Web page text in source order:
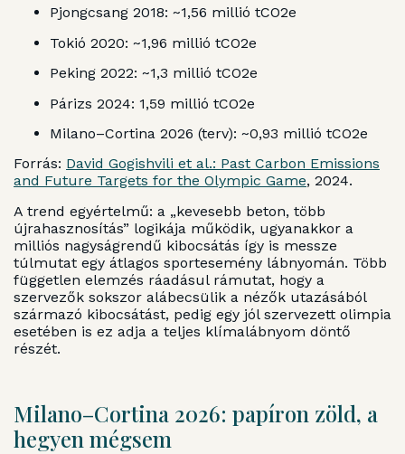
Pjongcsang 2018: ~1,56 millió tCO2e
Tokió 2020: ~1,96 millió tCO2e
Peking 2022: ~1,3 millió tCO2e
Párizs 2024: 1,59 millió tCO2e
Milano–Cortina 2026 (terv): ~0,93 millió tCO2e
Forrás: David Gogishvili et al.: Past Carbon Emissions
and Future Targets for the Olympic Game, 2024.
A trend egyértelmű: a „kevesebb beton, több
újrahasznosítás” logikája működik, ugyanakkor a
milliós nagyságrendű kibocsátás így is messze
túlmutat egy átlagos sportesemény lábnyomán. Több
független elemzés ráadásul rámutat, hogy a
szervezők sokszor alábecsülik a nézők utazásából
származó kibocsátást, pedig egy jól szervezett olimpia
esetében is ez adja a teljes klímalábnyom döntő
részét.
Milano–Cortina 2026: papíron zöld, a
hegyen mégsem